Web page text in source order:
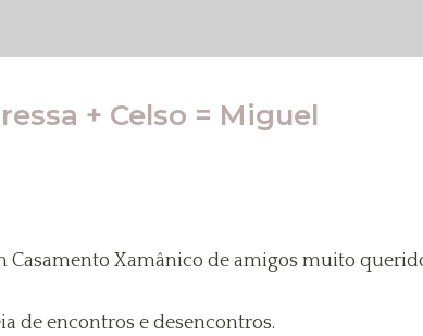
+ Celso = Miguel
Xamânico de amigos muito
de encontros e desencontros.